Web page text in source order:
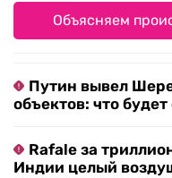
Объясняем
Путин вывел
объектов: что
Rafale за
Индии целый